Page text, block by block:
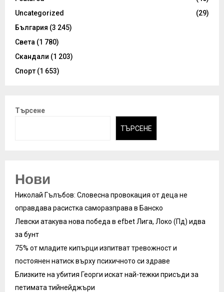
Uncategorized
(29)
България (3 245)
Света (1 780)
Скандали (1 203)
Спорт (1 653)
Търсене
ТЪРСЕНЕ
Нови
Николай Гълъбов: Словесна провокация от деца не
оправдава расистка саморазправа в Банско
Левски атакува нова победа в efbet Лига, Локо (Пд) идва
за бунт
75% от младите кипърци изпитват тревожност и
постоянен натиск върху психичното си здраве
Близките на убития Георги искат най-тежки присъди за
петимата тийнейджъри